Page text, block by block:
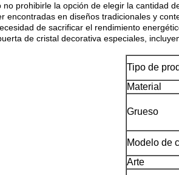
no prohibirle la opción de elegir la cantidad
encontradas en diseños tradicionales y
de sacrificar el rendimiento
de cristal decorativa especiales,
Tipo de
Material
Grueso
Modelo de
Arte